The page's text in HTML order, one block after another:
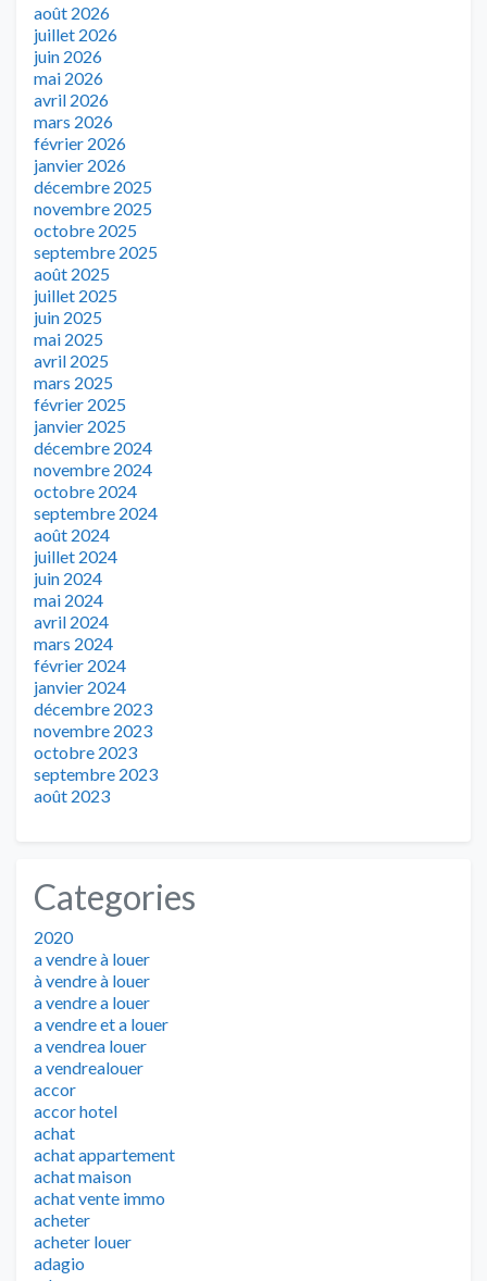
août 2026
juillet 2026
juin 2026
mai 2026
avril 2026
mars 2026
février 2026
janvier 2026
décembre 2025
novembre 2025
octobre 2025
septembre 2025
août 2025
juillet 2025
juin 2025
mai 2025
avril 2025
mars 2025
février 2025
janvier 2025
décembre 2024
novembre 2024
octobre 2024
septembre 2024
août 2024
juillet 2024
juin 2024
mai 2024
avril 2024
mars 2024
février 2024
janvier 2024
décembre 2023
novembre 2023
octobre 2023
septembre 2023
août 2023
Categories
2020
a vendre à louer
à vendre à louer
a vendre a louer
a vendre et a louer
a vendrea louer
a vendrealouer
accor
accor hotel
achat
achat appartement
achat maison
achat vente immo
acheter
acheter louer
adagio